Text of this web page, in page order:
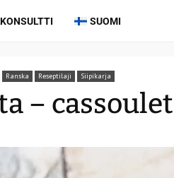
SUOMI
Ranska Reseptilaji Siipikarja
– cassoulet